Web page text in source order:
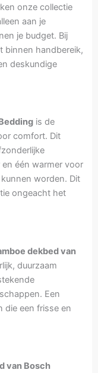
onze collectie
aan je
je budget. Bij
binnen handbereik,
deskundige
is de
comfort. Dit
één warmer voor
worden. Dit
ongeacht het
dekbed van
duurzaam
Een
die een frisse en
van Bosch